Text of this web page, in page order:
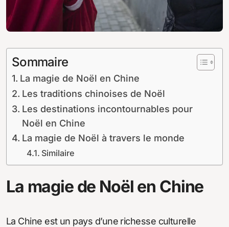
Sommaire
La magie de Noël en Chine
Les traditions chinoises de Noël
Les destinations incontournables pour
Noël en Chine
La magie de Noël à travers le monde
Similaire
La magie de Noël en Chine
La Chine est un pays d’une richesse culturelle